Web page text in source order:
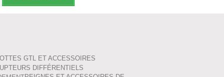
GTL ET ACCESSOIRES
DIFFÉRENTIELS